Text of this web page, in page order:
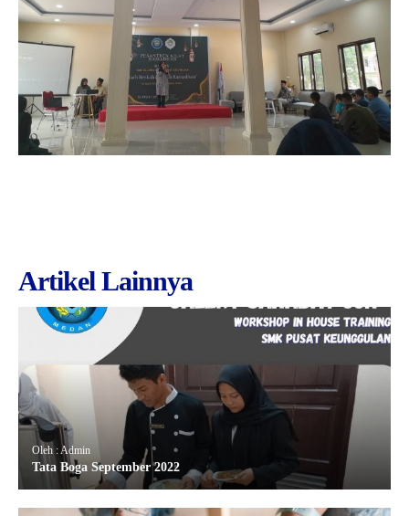
Artikel Lainnya
Oleh : Admin
Tata Boga September 2022